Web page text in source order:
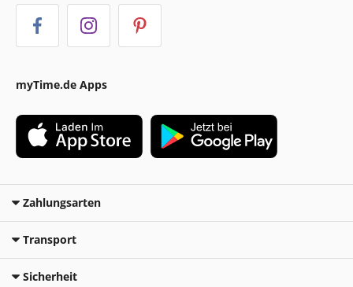
myTime.de Apps
Zahlungsarten
Transport
Sicherheit